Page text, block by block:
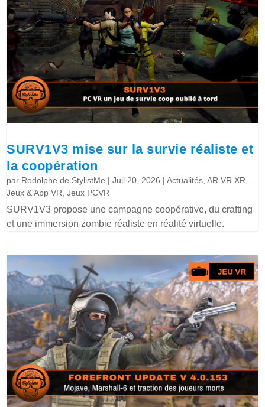
SURV1V3 mise sur la survie réaliste et
la coopération
par Rodolphe de StylistMe |Juil 20, 2026 |Actualités ,AR VR XR
Jeux & App VR ,Jeux PCVR
SURV1V3 propose une campagne coopérative, du crafting
et une immersion zombie réaliste en réalité virtuelle.